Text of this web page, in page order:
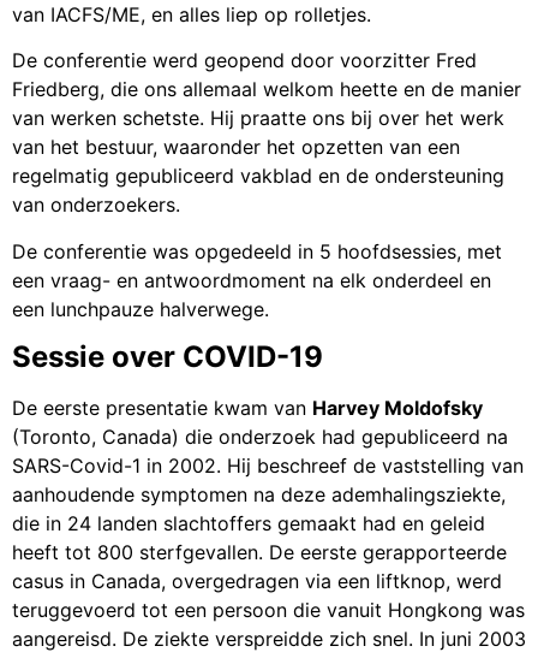
van IACFS/ME, en alles liep op rolletjes.
De conferentie werd geopend door voorzitter Fred
Friedberg, die ons allemaal welkom heette en de manier
van werken schetste. Hij praatte ons bij over het werk
van het bestuur, waaronder het opzetten van een
regelmatig gepubliceerd vakblad en de ondersteuning
van onderzoekers.
De conferentie was opgedeeld in 5 hoofdsessies, met
een vraag- en antwoordmoment na elk onderdeel en
een lunchpauze halverwege.
Sessie over COVID-19
De eerste presentatie kwam van Harvey Moldofsky
(Toronto, Canada) die onderzoek had gepubliceerd na
SARS-Covid-1 in 2002. Hij beschreef de vaststelling van
aanhoudende symptomen na deze ademhalingsziekte,
die in 24 landen slachtoffers gemaakt had en geleid
heeft tot 800 sterfgevallen. De eerste gerapporteerde
casus in Canada, overgedragen via een liftknop, werd
teruggevoerd tot een persoon die vanuit Hongkong was
aangereisd. De ziekte verspreidde zich snel. In juni 2003